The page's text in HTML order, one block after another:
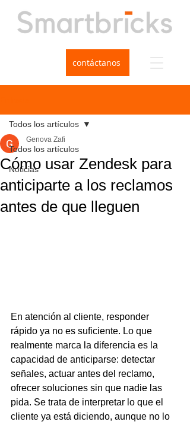
contáctanos
Todos los artículos
Noticias
Todos los artículos
Cómo usar Zendesk para
anticiparte a los reclamos
antes de que lleguen
Genova Zafi
En atención al cliente, responder
rápido ya no es suficiente. Lo que
realmente marca la diferencia es la
capacidad de anticiparse: detectar
señales, actuar antes del reclamo,
ofrecer soluciones sin que nadie las
pida. Se trata de interpretar lo que el
cliente ya está diciendo, aunque no lo